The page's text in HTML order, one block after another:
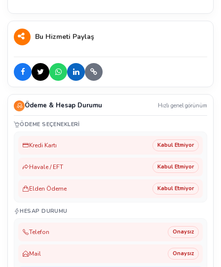
Bu Hizmeti Paylaş
Ödeme & Hesap Durumu Hızlı genel görünüm
ÖDEME SEÇENEKLERI
Kredi Kartı Kabul Etmiyor
Havale / EFT Kabul Etmiyor
Elden Ödeme Kabul Etmiyor
HESAP DURUMU
Telefon Onaysız
Mail Onaysız